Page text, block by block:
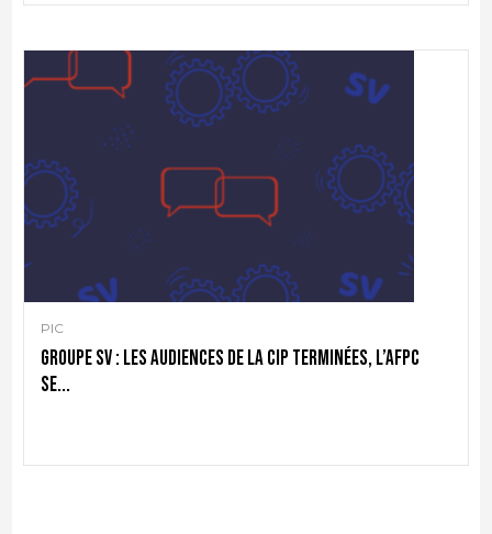
PIC
Groupe SV : les audiences de la CIP terminées, l’AFPC
se...